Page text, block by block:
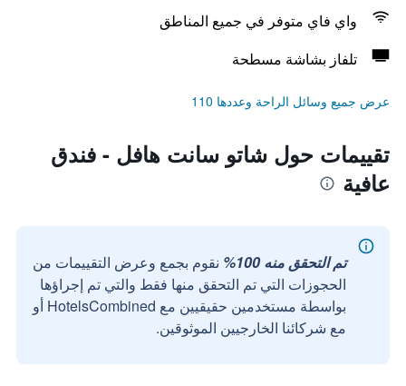
واي فاي متوفر في جميع المناطق
تلفاز بشاشة مسطحة
عرض جميع وسائل الراحة وعددها 110
تقييمات حول شاتو سانت هافل - فندق
عافية
تم التحقق منه 100%
نقوم بجمع وعرض التقييمات من
الحجوزات التي تم التحقق منها فقط والتي تم إجراؤها
بواسطة مستخدمين حقيقيين مع HotelsCombined أو
مع شركائنا الخارجيين الموثوقين.